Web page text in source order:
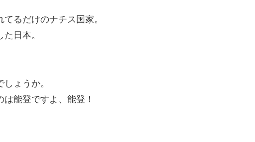
るだけのナチス国家。
日本。
ょうか。
能登ですよ、能登！